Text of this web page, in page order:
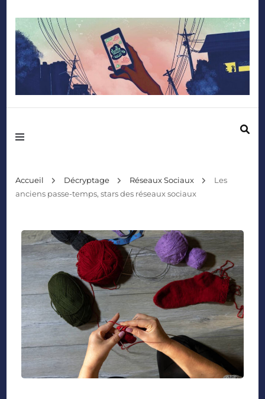
Accueil Décryptage Réseaux Sociaux
Les
anciens passe-temps, stars des réseaux sociaux